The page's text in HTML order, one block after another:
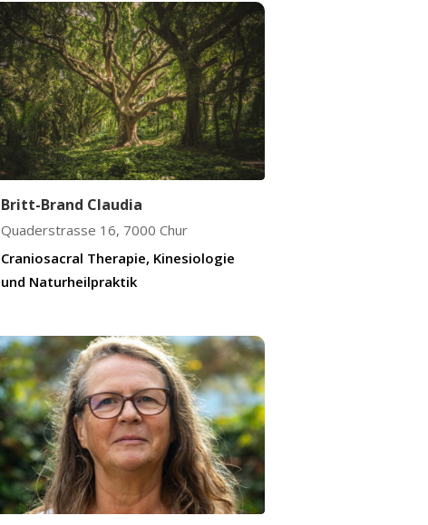
Britt-Brand Claudia
Quaderstrasse 16, 7000 Chur
Craniosacral Therapie, Kinesiologie
und Naturheilpraktik